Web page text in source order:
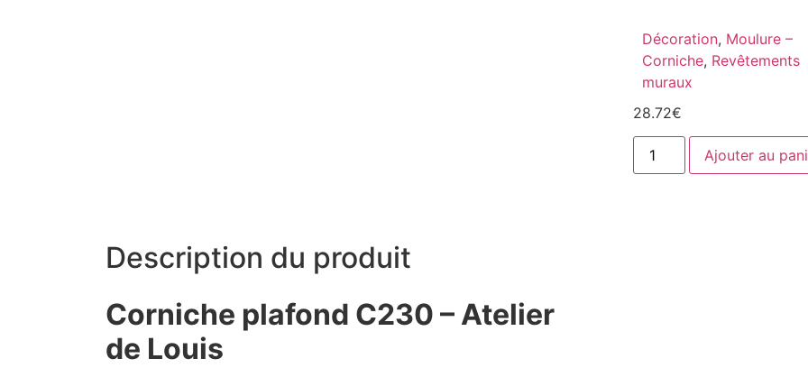
Décoration, Moulure –
Corniche, Revêtements
muraux
28.72€
Ajouter au
Description du produit
Corniche plafond C230 – Atelier
de Louis